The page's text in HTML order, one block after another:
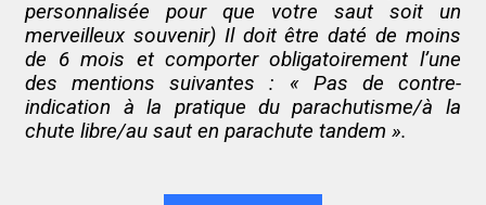
personnalisée pour que votre saut soit un
merveilleux souvenir) Il doit être daté de moins
de 6 mois et comporter obligatoirement l’une
des mentions suivantes : « Pas de contre-
indication à la pratique du parachutisme/à la
chute libre/au saut en parachute tandem ».